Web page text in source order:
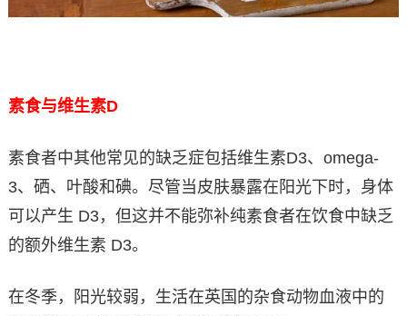
素食与维生素D
素食者中其他常见的缺乏症包括维生素D3、omega-
3、硒、叶酸和碘。尽管当皮肤暴露在阳光下时，身体
可以产生 D3，但这并不能弥补纯素食者在饮食中缺乏
的额外维生素 D3。
在冬季，阳光较弱，生活在英国的杂食动物血液中的